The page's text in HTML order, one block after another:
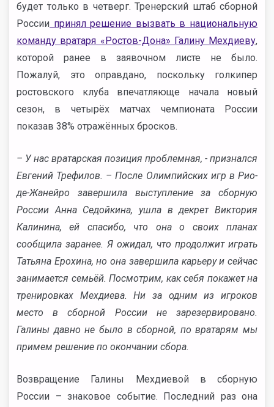
будет только в четверг. Тренерский штаб сборной
России принял решение вызвать в национальную
команду вратаря «Ростов-Дона» Галину Мехдиеву,
которой ранее в заявочном листе не было.
Пожалуй, это оправдано, поскольку голкипер
ростовского клуба впечатляюще начала новый
сезон, в четырёх матчах чемпионата России
показав 38% отражённых бросков.
– У нас вратарская позиция проблемная, - признался
Евгений Трефилов. – После Олимпийских игр в Рио-
де-Жанейро завершила выступление за сборную
России Анна Седойкина, ушла в декрет Виктория
Калинина, ей спасибо, что она о своих планах
сообщила заранее. Я ожидал, что продолжит играть
Татьяна Ерохина, но она завершила карьеру и сейчас
занимается семьёй. Посмотрим, как себя покажет на
тренировках Мехдиева. Ни за одним из игроков
место в сборной России не зарезервировано.
Галины давно не было в сборной, по вратарям мы
примем решение по окончании сбора.
Возвращение Галины Мехдиевой в сборную
России – знаковое событие. Последний раз она